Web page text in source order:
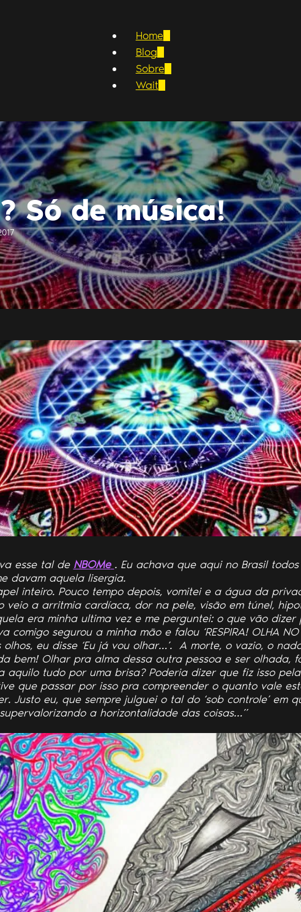
Home
Blog
Sobre
Wait
Só de música!
esse tal de NBOMe . Eu achava que aqui no Brasil
davam aquela lisergia.
inteiro. Pouco tempo depois, vomitei e a água da
veio a arritmia cardíaca, dor na pele, visão em túnel,
era minha ultima vez e me perguntei: o que vão dizer
comigo segurou a minha mão e falou ‘RESPIRA! OLHA
eu disse ‘Eu já vou olhar…’. A morte, o vazio, o
bem! Olhar pra alma dessa outra pessoa e ser olhada,
aquilo tudo por uma brisa? Poderia dizer que fiz isso
que passar por isso pra compreender o quanto vale
Justo eu, que sempre julguei o tal do ‘sob controle’ em
a horizontalidade das coisas…”